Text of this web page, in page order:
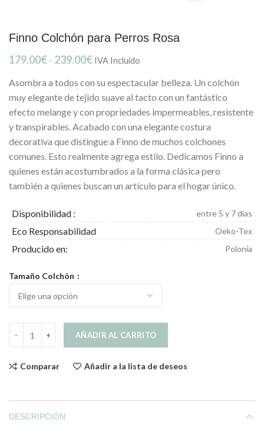
Finno Colchón para Perros Rosa
179.00€- 239.00€Rango
precios:
desde
179.00€
hasta
239.00€
IVA Incluido
Asombra a todos con su espectacular belleza. Un colchón
muy elegante de tejido suave al tacto con un fantástico
efecto melange y con propriedades impermeables, resistente
y transpirables. Acabado con una elegante costura
decorativa que distingue a Finno de muchos colchones
comunes. Esto realmente agrega estilo. Dedicamos Finno a
quienes están acostumbrados a la forma clásica pero
también a quienes buscan un artículo para el hogar único.
Disponibilidad : entre 5 y 7 días
Eco Responsabilidad Oeko-Tex
Producido en: Polonia
Tamaño Colchón
AÑADIR AL CARRITO
Comparar Añadir a la lista de deseos
DESCRIPCIÓN